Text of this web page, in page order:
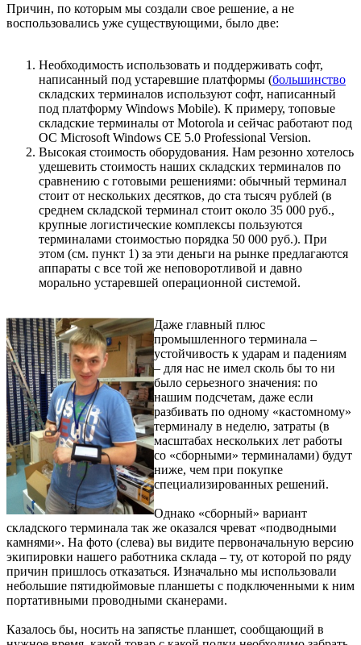
Причин, по которым мы создали свое решение, а не
воспользовались уже существующими, было две:
Необходимость использовать и поддерживать софт,
написанный под устаревшие платформы (большинство
складских терминалов используют софт, написанный
под платформу Windows Mobile). К примеру, топовые
складские терминалы от Motorola и сейчас работают под
ОС Microsoft Windows CE 5.0 Professional Version.
Высокая стоимость оборудования. Нам резонно хотелось
удешевить стоимость наших складских терминалов по
сравнению с готовыми решениями: обычный терминал
стоит от нескольких десятков, до ста тысяч рублей (в
среднем складской терминал стоит около 35 000 руб.,
крупные логистические комплексы пользуются
терминалами стоимостью порядка 50 000 руб.). При
этом (см. пункт 1) за эти деньги на рынке предлагаются
аппараты с все той же неповоротливой и давно
морально устаревшей операционной системой.
Даже главный плюс
промышленного терминала –
устойчивость к ударам и падениям
– для нас не имел сколь бы то ни
было серьезного значения: по
нашим подсчетам, даже если
разбивать по одному «кастомному»
терминалу в неделю, затраты (в
масштабах нескольких лет работы
со «сборными» терминалами) будут
ниже, чем при покупке
специализированных решений.
Однако «сборный» вариант
складского терминала так же оказался чреват «подводными
камнями». На фото (слева) вы видите первоначальную версию
экипировки нашего работника склада – ту, от которой по ряду
причин пришлось отказаться. Изначально мы использовали
небольшие пятидюймовые планшеты с подключенными к ним
портативными проводными сканерами.
Казалось бы, носить на запястье планшет, сообщающий в